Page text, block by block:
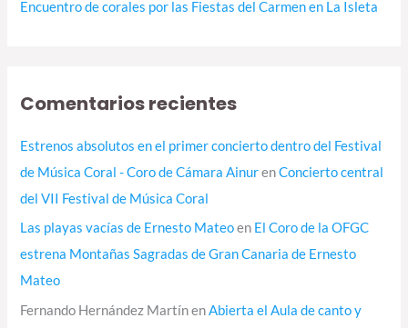
Encuentro de corales por las Fiestas del Carmen en La Isleta
Comentarios recientes
Estrenos absolutos en el primer concierto dentro del Festival
de Música Coral - Coro de Cámara AinurenConcierto central
del VII Festival de Música Coral
Las playas vacías de Ernesto Mateoen El Coro de la OFGC
estrena Montañas Sagradas de Gran Canaria de Ernesto
Mateo
Fernando Hernández MartínenAbierta el Aula de canto y